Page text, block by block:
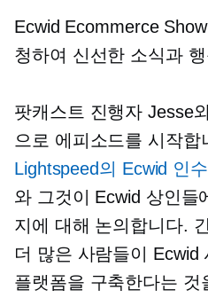
Ecwid Ecommerce
청하여 신선한 소식과
팟캐스트 진행자 Jesse
으로 에피소드를 시작합
Lightspeed의 Ecwid 인수
와 그것이 Ecwid 상인들
지에 대해 논의합니다.
더 많은 사람들이 Ecwid
플랫폼을 구축한다는 것